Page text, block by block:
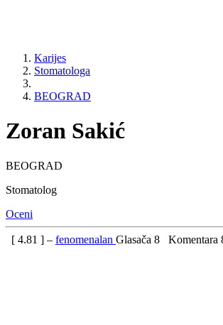
Karijes
Stomatologa
BEOGRAD
Zoran Sakić
BEOGRAD
Stomatolog
Oceni
[ 4.81 ] – fenomenalan Glasača 8 Komentara